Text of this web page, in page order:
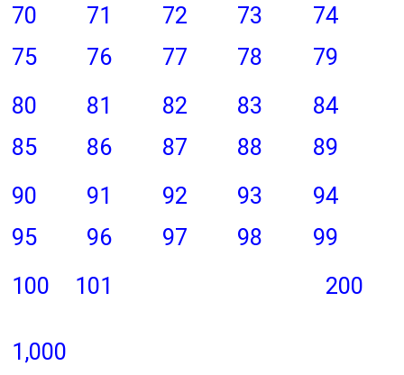
70
71 72 73
74
75
76 77 78
79
80
81 82 83
84
85
86 87 88
89
90
91 92 93
94
95
96 97 98
99
100
101 200
1,000